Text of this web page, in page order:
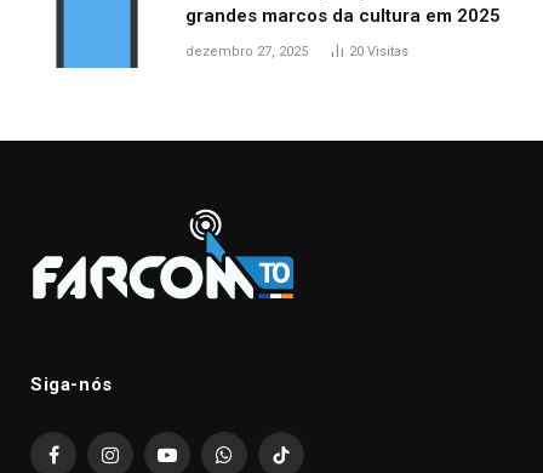
grandes marcos da cultura em 2025
dezembro 27, 2025 20 Visitas
Siga-nós
FacebookInstagramYouTubeWhatsAppTikTok